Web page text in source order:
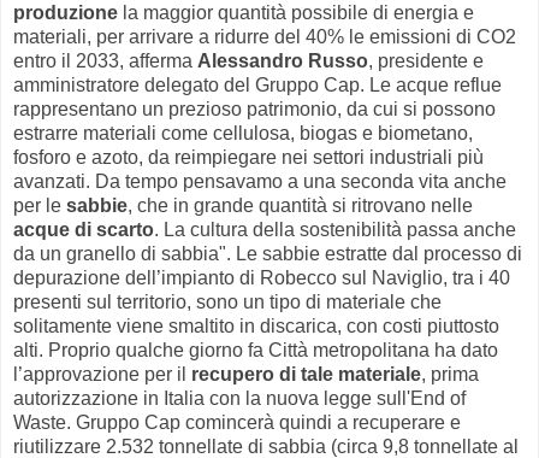
produzione la maggior quantità possibile di energia e
materiali, per arrivare a ridurre del 40% le emissioni di CO2
entro il 2033, afferma Alessandro Russo, presidente e
amministratore delegato del Gruppo Cap. Le acque reflue
rappresentano un prezioso patrimonio, da cui si possono
estrarre materiali come cellulosa, biogas e biometano,
fosforo e azoto, da reimpiegare nei settori industriali più
avanzati. Da tempo pensavamo a una seconda vita anche
per le sabbie, che in grande quantità si ritrovano nelle
acque di scarto. La cultura della sostenibilità passa anche
da un granello di sabbia". Le sabbie estratte dal processo di
depurazione dell’impianto di Robecco sul Naviglio, tra i 40
presenti sul territorio, sono un tipo di materiale che
solitamente viene smaltito in discarica, con costi piuttosto
alti. Proprio qualche giorno fa Città metropolitana ha dato
l’approvazione per il recupero di tale materiale, prima
autorizzazione in Italia con la nuova legge sull'End of
Waste. Gruppo Cap comincerà quindi a recuperare e
riutilizzare 2.532 tonnellate di sabbia (circa 9,8 tonnellate al